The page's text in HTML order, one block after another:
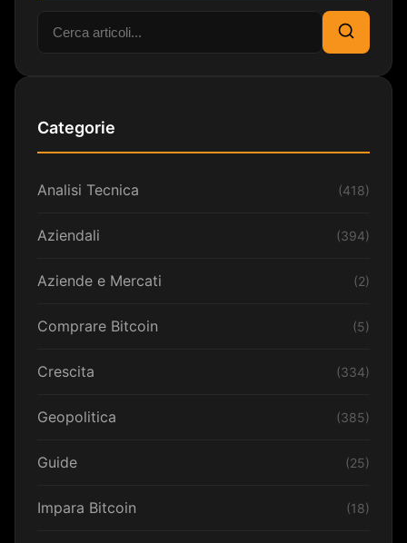
Cerca:
Cerca
Categorie
Analisi Tecnica (418)
Aziendali (394)
Aziende e Mercati (2)
Comprare Bitcoin (5)
Crescita (334)
Geopolitica (385)
Guide (25)
Impara Bitcoin (18)